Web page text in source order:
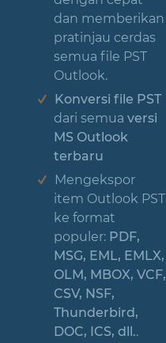
dan memberikan
pratinjau cerdas
semua file PST
Outlook.
Konversi file PST
dari semua versi
MS Outlook
terbaru
Mengekspor
item Outlook PST
ke format
populer: PDF,
MSG, EML, EMLX,
OLM, MBOX, VCF,
CSV, NSF,
Thunderbird,
DOC, ICS, dll..